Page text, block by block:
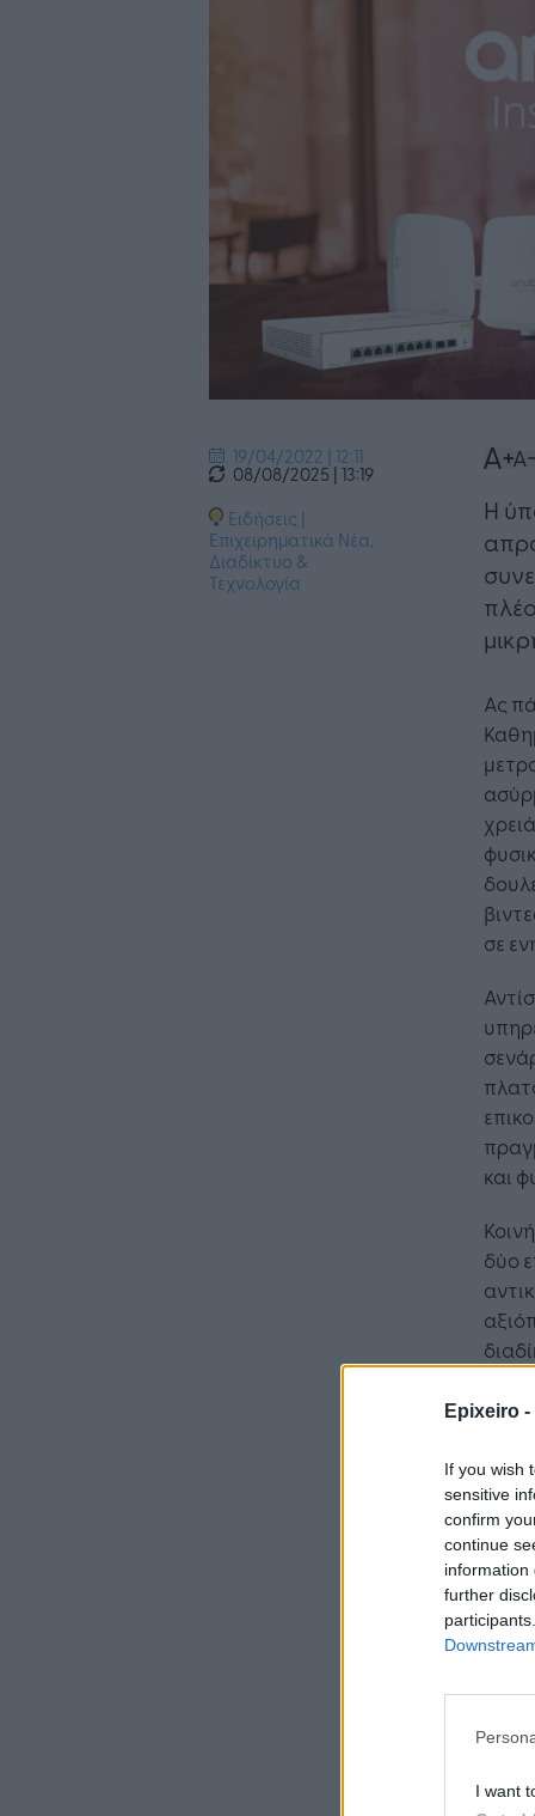
Epixeiro -
If you wish
sensitive
confirm
continue
information
further
I want
19/04/2022 | 12:11
08/08/2025 | 13:19
Ειδήσεις |
Επιχειρηματικά Νέα,
Διαδίκτυο &
Τεχνολογία
Η
Ας
σε
και
δύο